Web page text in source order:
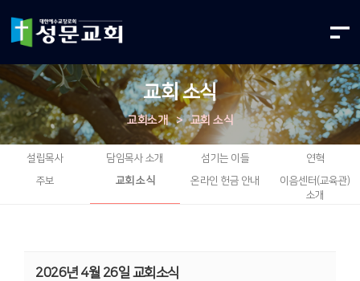
교회 소식
교회소개 > 교회 소식
설립목사 담임목사 소개 섬기는 이들
연혁
주보
교회 소식 온라인 헌금 안내
이음센터(교육관)
소개
2026년 4월 26일 교회소식